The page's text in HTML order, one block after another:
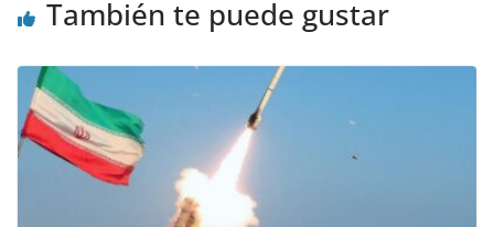
También te puede gustar